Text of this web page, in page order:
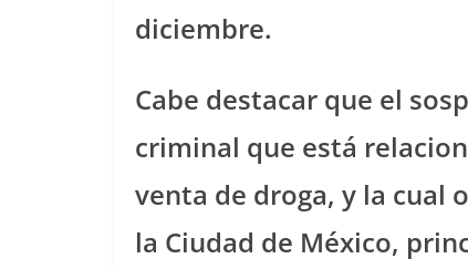
diciembre.
Cabe destacar que el
criminal que está
venta de droga, y la cual
la Ciudad de México,